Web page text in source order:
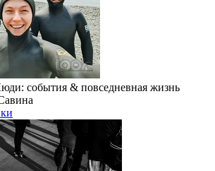
cобытия & повседневная жизнь